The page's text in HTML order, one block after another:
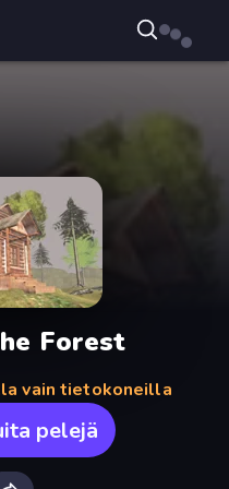
Forest
vain tietokoneilla
pelejä